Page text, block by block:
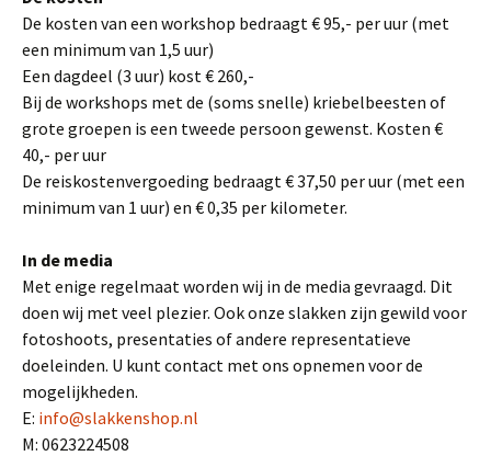
De kosten van een workshop bedraagt € 95,- per uur (met
een minimum van 1,5 uur)
Een dagdeel (3 uur) kost € 260,-
Bij de workshops met de (soms snelle) kriebelbeesten of
grote groepen is een tweede persoon gewenst. Kosten €
40,- per uur
De reiskostenvergoeding bedraagt € 37,50 per uur (met een
minimum van 1 uur) en € 0,35 per kilometer.
In de media
Met enige regelmaat worden wij in de media gevraagd. Dit
doen wij met veel plezier. Ook onze slakken zijn gewild voor
fotoshoots, presentaties of andere representatieve
doeleinden. U kunt contact met ons opnemen voor de
mogelijkheden.
E: info@slakkenshop.nl
M: 0623224508